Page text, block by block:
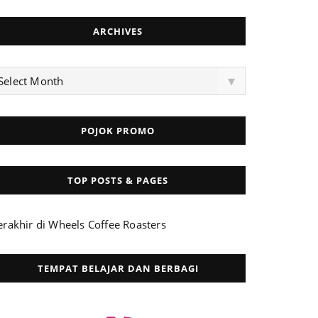
ARCHIVES
Month ▾
POJOK PROMO
TOP POSTS & PAGES
di Wheels Coffee Roasters
TEMPAT BELAJAR DAN BERBAGI